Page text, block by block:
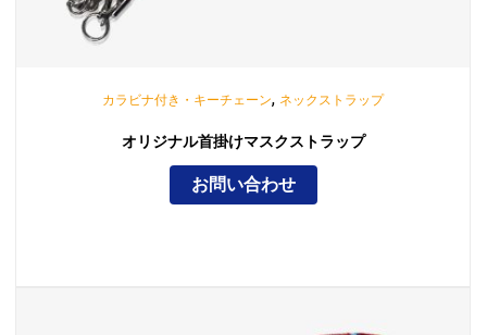
カラビナ付き・キーチェーン, ネックストラップ
オリジナル首掛けマスクストラップ
お問い合わせ